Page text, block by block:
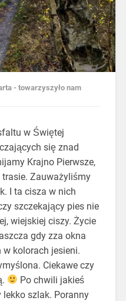
- towarzyszyło nam
w Świętej
się znad
Krajno Pierwsze,
Zauważyliśmy
I ta cisza w nich
szczekający pies nie
wiejskiej ciszy. Życie
gdy zza okna
kolorach jesieni.
Ciekawe czy
Po chwili jakieś
szlak. Poranny